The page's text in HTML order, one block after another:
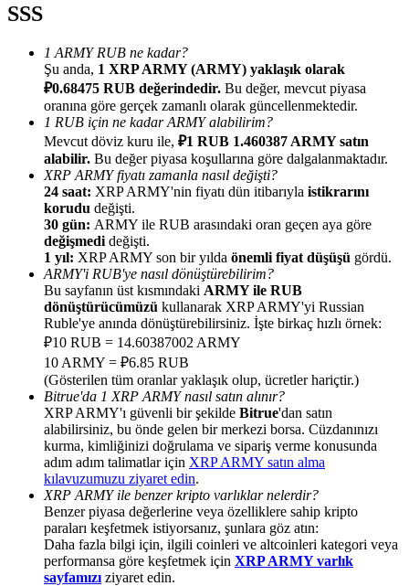
Yönlendirme
Arkadaşını davet et, nakit ödüller kazan
BTC Welcome Rewards
BTC Welcome Rewards
Deposit & Trade BTC to Share 25000 USDT prize pool!
Deposit CASHCAT & Win
Share 500000 CASHCAT prize pool
SSS
1 ARMY RUB ne kadar?
Şu anda, 1 XRP ARMY (ARMY) yaklaşık olarak
₽0.68475 RUB değerindedir. Bu değer, mevcut piyasa
oranına göre gerçek zamanlı olarak güncellenmektedir.
1 RUB için ne kadar ARMY alabilirim?
Mevcut döviz kuru ile, ₽1 RUB 1.460387 ARMY satın
alabilir. Bu değer piyasa koşullarına göre dalgalanmaktadır.
XRP ARMY fiyatı zamanla nasıl değişti?
24 saat: XRP ARMY'nin fiyatı dün itibarıyla istikrarını
korudu değişti.
30 gün: ARMY ile RUB arasındaki oran geçen aya göre
değişmedi değişti.
1 yıl: XRP ARMY son bir yılda önemli fiyat düşüşü gördü.
ARMY'i RUB'ye nasıl dönüştürebilirim?
Bu sayfanın üst kısmındaki ARMY ile RUB
dönüştürücümüzü kullanarak XRP ARMY'yi Russian
Ruble'ye anında dönüştürebilirsiniz. İşte birkaç hızlı örnek:
₽10 RUB = 14.60387002 ARMY
10 ARMY = ₽6.85 RUB
(Gösterilen tüm oranlar yaklaşık olup, ücretler hariçtir.)
Bitrue'da 1 XRP ARMY nasıl satın alınır?
XRP ARMY'ı güvenli bir şekilde Bitrue'dan satın
alabilirsiniz, bu önde gelen bir merkezi borsa. Cüzdanınızı
kurma, kimliğinizi doğrulama ve sipariş verme konusunda
adım adım talimatlar için XRP ARMY satın alma
kılavuzumuzu ziyaret edin.
XRP ARMY ile benzer kripto varlıklar nelerdir?
Benzer piyasa değerlerine veya özelliklere sahip kripto
paraları keşfetmek istiyorsanız, şunlara göz atın:
Daha fazla bilgi için, ilgili coinleri ve altcoinleri kategori veya
performansa göre keşfetmek için XRP ARMY varlık
sayfamızı ziyaret edin.